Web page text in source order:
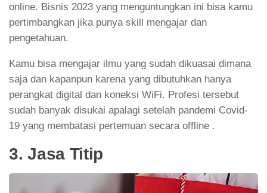
online. Bisnis 2023 yang menguntungkan ini bisa kamu
pertimbangkan jika punya skill mengajar dan
pengetahuan.
Kamu bisa mengajar ilmu yang sudah dikuasai dimana
saja dan kapanpun karena yang dibutuhkan hanya
perangkat digital dan koneksi WiFi. Profesi tersebut
sudah banyak disukai apalagi setelah pandemi Covid-
19 yang membatasi pertemuan secara offline .
3. Jasa Titip